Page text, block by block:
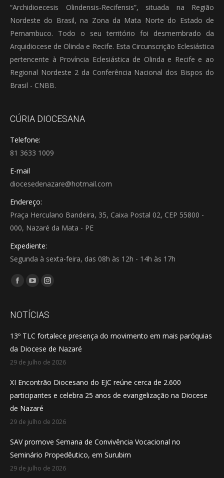
“Archidioecesis Olindensis-Recifensis”, situada na Região
Nordeste do Brasil, na Zona da Mata Norte do Estado de
Pernambuco. Todo o seu território foi desmembrado da
Arquidiocese de Olinda e Recife. Esta Circunscrição Eclesiástica
pertencente à Província Eclesiástica de Olinda e Recife e ao
Regional Nordeste 2 da Conferência Nacional dos Bispos do
Brasil - CNBB.
CÚRIA DIOCESANA
Telefone:
81 3633 1009
E-mail
diocesedenazare@hotmail.com
Endereço:
Praça Herculano Bandeira, 35, Caixa Postal 02, CEP 55800 -
000, Nazaré da Mata - PE
Expediente:
Segunda à sexta-feira, das 08h às 12h - 14h às 17h
Encontre-nos em:
Facebook
opens
new
window
YouTube
opens
new
window
Instagram
opens
new
window
NOTÍCIAS
13º TLC fortalece presença do movimento em mais paróquias
da Diocese de Nazaré
29 de julho de 2026
XI Encontrão Diocesano do EJC reúne cerca de 2.600
participantes e celebra 25 anos de evangelização na Diocese
de Nazaré
29 de julho de 2026
SAV promove Semana de Convivência Vocacional no
Seminário Propedêutico, em Surubim
29 de julho de 2026